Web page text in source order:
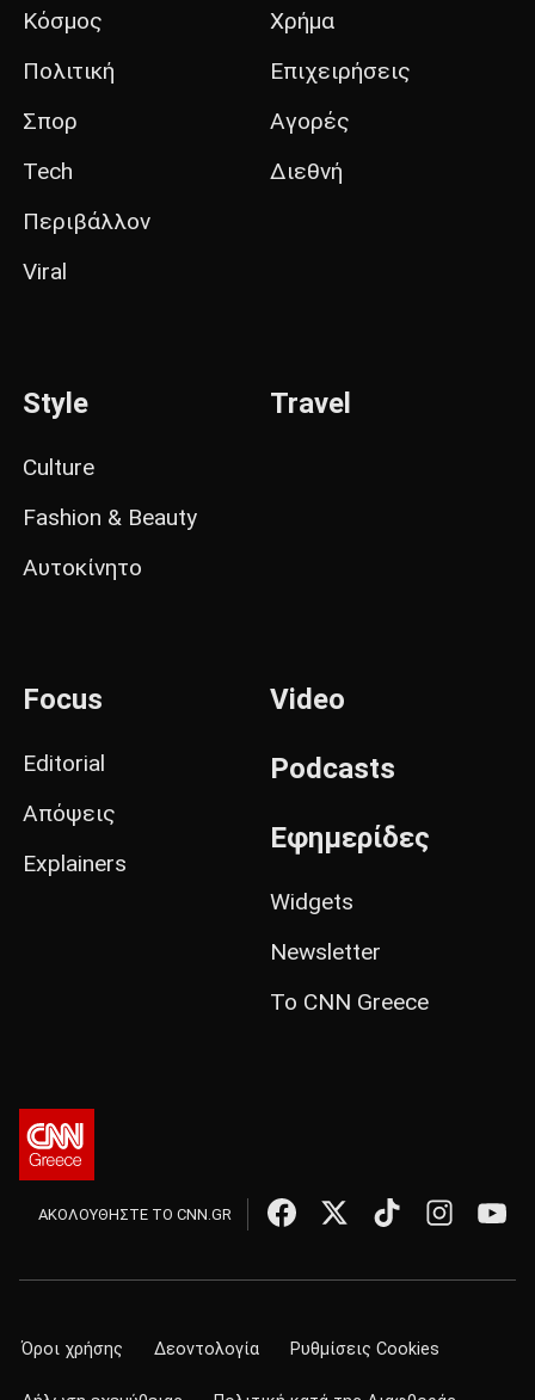
Κόσμος
Πολιτική
Σπορ
Tech
Περιβάλλον
Viral
Χρήμα
Επιχειρήσεις
Αγορές
Διεθνή
Style
Culture
Fashion & Beauty
Αυτοκίνητο
Travel
Focus
Editorial
Απόψεις
Explainers
Video
Podcasts
Εφημερίδες
Widgets
Newsletter
Το CNN Greece
ΑΚΟΛΟΥΘΗΣΤΕ ΤΟ CNN.GR
Όροι χρήσης Δεοντολογία Ρυθμίσεις Cookies